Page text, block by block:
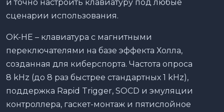
и точно настроить клавиатуру под любые
сценарии использования.
OK-HE – клавиатура с магнитными
переключателями на базе эффекта Холла,
созданная для киберспорта. Частота опроса
8 kHz (до 8 раз быстрее стандартных 1 kHz),
поддержка Rapid Trigger, SOCD и эмуляции
контроллера, гаскет-монтаж и пятислойное